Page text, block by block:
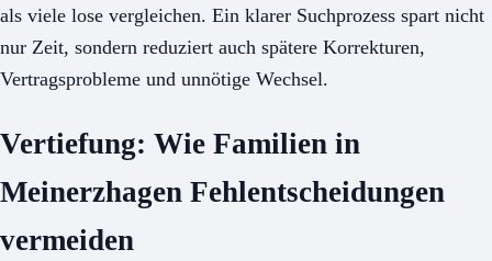
als viele lose vergleichen. Ein klarer Suchprozess spart nicht
nur Zeit, sondern reduziert auch spätere Korrekturen,
Vertragsprobleme und unnötige Wechsel.
Vertiefung: Wie Familien in
Meinerzhagen Fehlentscheidungen
vermeiden